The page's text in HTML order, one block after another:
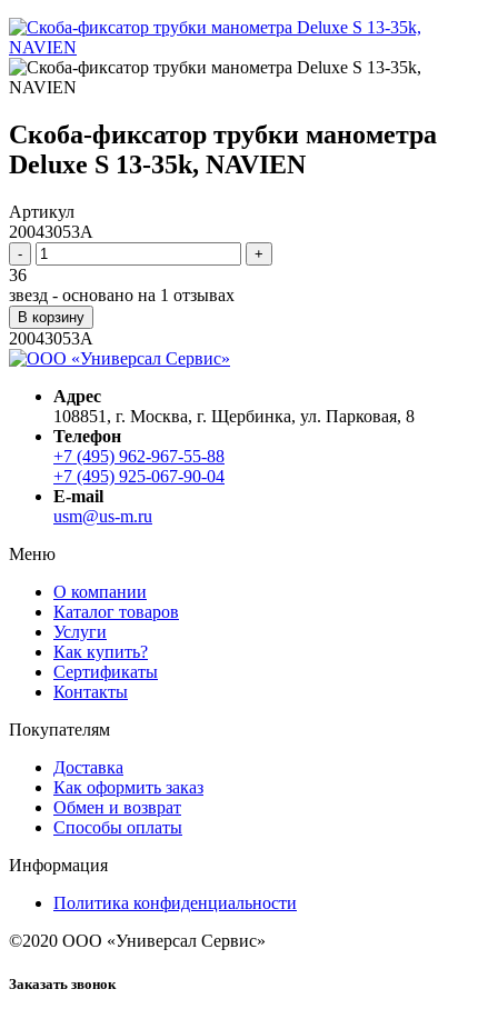
Скоба-фиксатор трубки манометра
Deluxe S 13-35k, NAVIEN
Артикул
20043053A
- +
36
звезд - основано на 1 отзывах
В корзину
20043053A
Адрес
108851, г. Москва, г. Щербинка, ул. Парковая, 8
Телефон
+7 (495) 962-967-55-88
+7 (495) 925-067-90-04
E-mail
usm@us-m.ru
Меню
О компании
Каталог товаров
Услуги
Как купить?
Сертификаты
Контакты
Покупателям
Доставка
Как оформить заказ
Обмен и возврат
Способы оплаты
Информация
Политика конфиденциальности
©2020 ООО «Универсал Сервис»
Заказать звонок